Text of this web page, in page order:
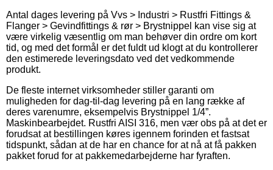
Antal dages levering på Vvs > Industri > Rustfri Fittings &
Flanger > Gevindfittings & rør > Brystnippel kan vise sig at
være virkelig væsentlig om man behøver din ordre om kort
tid, og med det formål er det fuldt ud klogt at du kontrollerer
den estimerede leveringsdato ved det vedkommende
produkt.
De fleste internet virksomheder stiller garanti om
muligheden for dag-til-dag levering på en lang række af
deres varenumre, eksempelvis Brystnippel 1/4”.
Maskinbearbejdet. Rustfri AISI 316, men vær obs på at det er
forudsat at bestillingen køres igennem forinden et fastsat
tidspunkt, sådan at de har en chance for at nå at få pakken
pakket forud for at pakkemedarbejderne har fyraften.